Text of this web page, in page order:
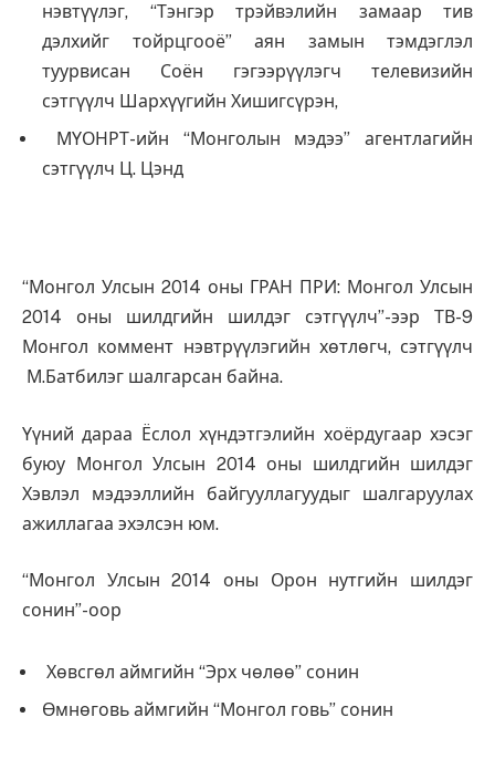
нэвтүүлэг, “Тэнгэр трэйвэлийн замаар тив
дэлхийг тойрцгооё” аян замын тэмдэглэл
туурвисан Соён гэгээрүүлэгч телевизийн
сэтгүүлч Шархүүгийн Хишигсүрэн,
МҮОНРТ-ийн “Монголын мэдээ” агентлагийн
сэтгүүлч Ц. Цэнд
“Монгол Улсын 2014 оны ГРАН ПРИ: Монгол Улсын
2014 оны шилдгийн шилдэг сэтгүүлч”-ээр ТВ-9
Монгол коммент нэвтрүүлэгийн хөтлөгч, сэтгүүлч
М.Батбилэг шалгарсан байна.
Үүний дараа Ёслол хүндэтгэлийн хоёрдугаар хэсэг
буюу Монгол Улсын 2014 оны шилдгийн шилдэг
Хэвлэл мэдээллийн байгууллагуудыг шалгаруулах
ажиллагаа эхэлсэн юм.
“Монгол Улсын 2014 оны Орон нутгийн шилдэг
сонин”-оор
Хөвсгөл аймгийн “Эрх чөлөө” сонин
Өмнөговь аймгийн “Монгол говь” сонин